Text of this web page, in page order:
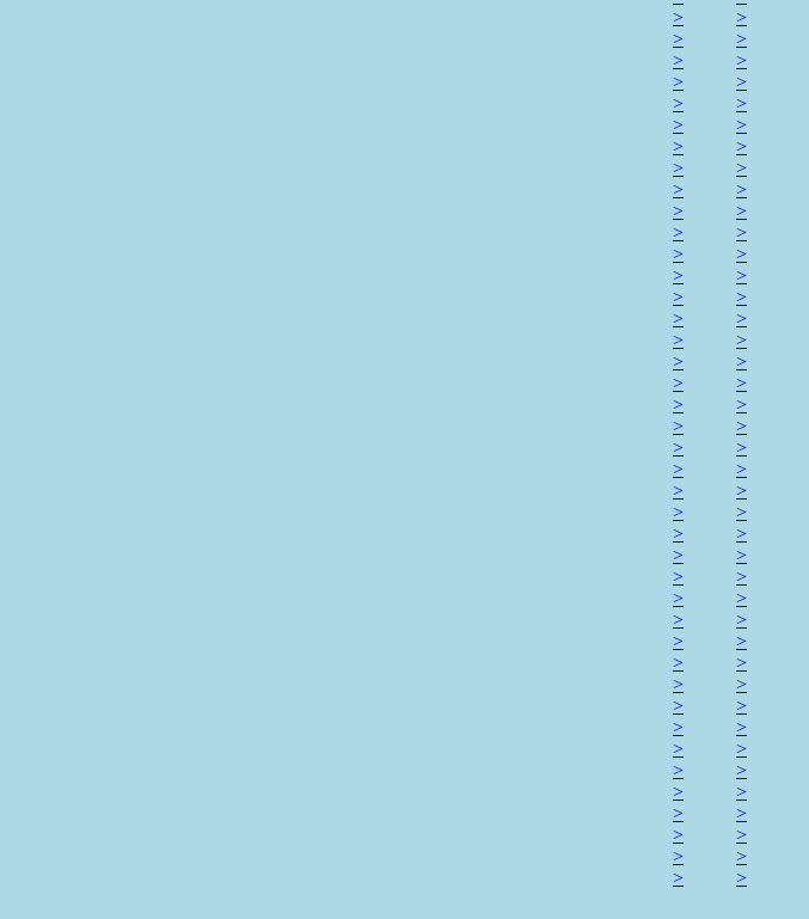
>
>
>
>
>
>
>
>
>
>
>
>
>
>
>
>
>
>
>
>
>
>
>
>
>
>
>
>
>
>
>
>
>
>
>
>
>
>
>
>
>
>
>
>
>
>
>
>
>
>
>
>
>
>
>
>
>
>
>
>
>
>
>
>
>
>
>
>
>
>
>
>
>
>
>
>
>
>
>
>
> >